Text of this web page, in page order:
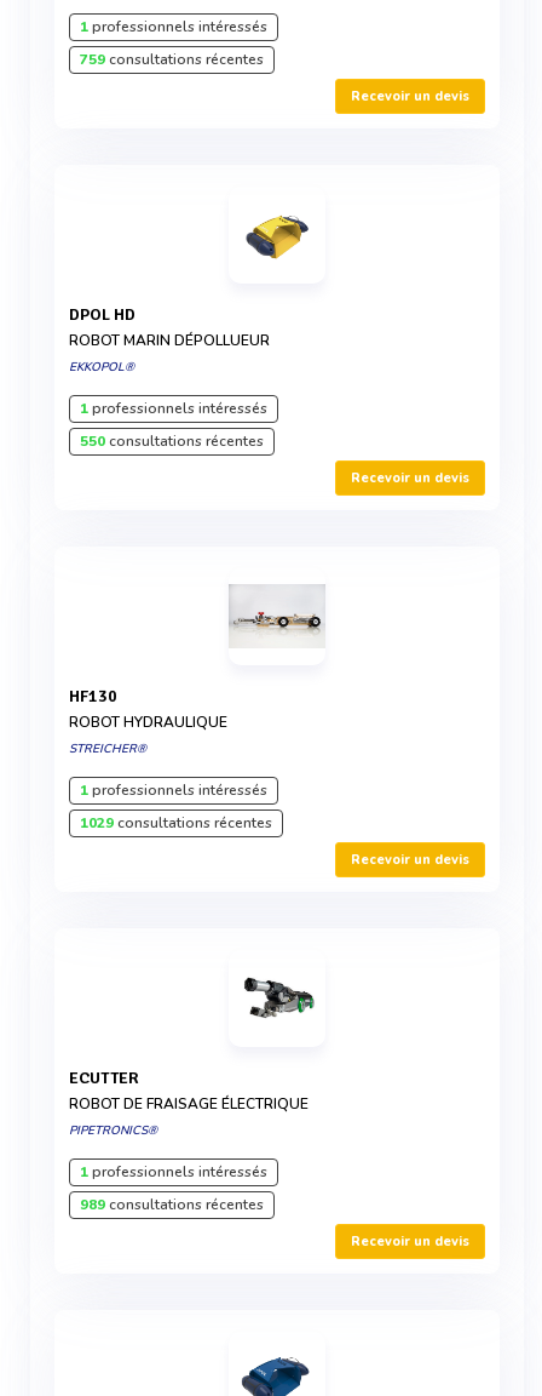
1professionnels intéressés
759consultations récentes
Recevoir un devis
DPOL HD
ROBOT MARIN DÉPOLLUEUR
EKKOPOL®
1professionnels intéressés
550consultations récentes
Recevoir un devis
HF130
ROBOT HYDRAULIQUE
STREICHER®
1professionnels intéressés
1029consultations récentes
Recevoir un devis
ECUTTER
ROBOT DE FRAISAGE ÉLECTRIQUE
PIPETRONICS®
1professionnels intéressés
989consultations récentes
Recevoir un devis